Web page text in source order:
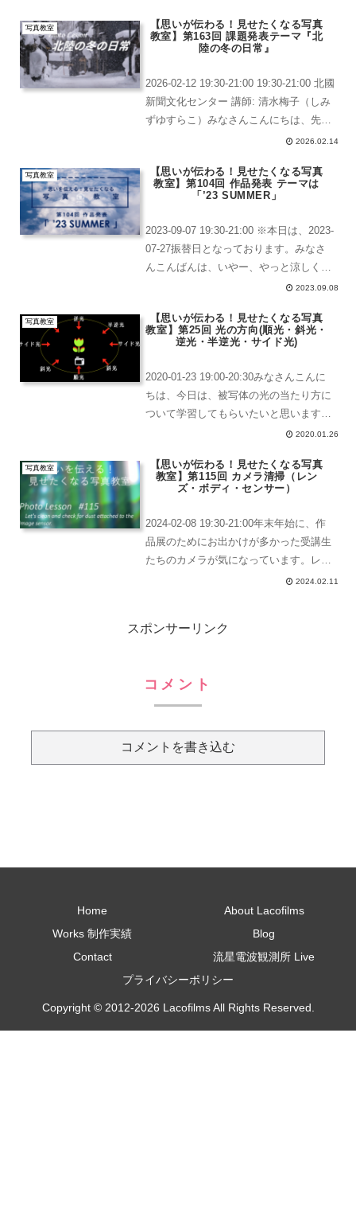
を行なっています。検温後も体温計や...
写真教室
【思いが伝わる！見せたくなる写真
教室】第163回 課題発表テーマ『北
陸の冬の日常』
2026-02-12 19:30-21:00 19:30-21:00 北國
新聞文化センター 講師: 清水梅子（しみ
ずゆすらこ）みなさんこんにちは、先日
は展示会のための作品搬入・展示お疲れ
走する子がいるみた...
2026.02.14
写真教室
【思いが伝わる！見せたくなる写真
教室】第104回 作品発表 テーマは
「’23 SUMMER」
2023-09-07 19:30-21:00 ※本日は、2023-
07-27振替日となっております。みなさ
んこんばんは、いやー、やっと涼しくな
りましたね。でも、蒸し蒸ししていま
教室】第104回 作品発表 ...
2023.09.08
写真教室
【思いが伝わる！見せたくなる写真
教室】第25回 光の方向(順光・斜光・
逆光・半逆光・サイド光)
2020-01-23 19:00-20:30みなさんこんに
ちは、今日は、被写体の光の当たり方に
ついて学習してもらいたいと思います。
光の当たり方には名前があるタイトルに
があると思います。その光の当たり方に
2020.01.26
写真教室
【思いが伝わる！見せたくなる写真
教室】第115回 カメラ清掃（レン
ズ・ボディ・センサー）
2024-02-08 19:30-21:00年末年始に、作
品展のためにお出かけが多かった受講生
たちのカメラが気になっています。レン
ズのゴミや埃というのは、知らない間に
な...
2024.02.11
スポンサーリンク
コメント
コメントを書き込む
Home
About Lacofilms
Works 制作実績
Blog
Contact
流星電波観測所 Live
プライバシーポリシー
Copyright © 2012-2026 Lacofilms All Rights Reserved.